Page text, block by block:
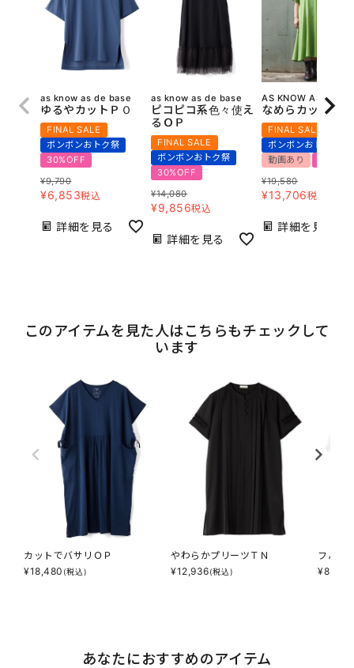
as know as de base
ゆるやカットＰＯ
FINAL SALE
ボンボンおトク祭
30%OFF
¥9,790
¥6,853税込
詳細を見る
as know as de base
ピコピコ系色々使え
るＯＰ
FINAL SALE
ボンボンおトク祭
30%OFF
¥14,080
¥9,856税込
詳細を見る
AS KNOW AS olaca
なめらカットＯＰ
FINAL SALE
ボンボンおトク祭
動画あり
¥19,580
¥13,706税込
詳細を見る
このアイテムを見た人はこちらもチェックして
います
カットでバサリＯＰ
¥18,480 (税込)
やわらかプリーツＴＮ
¥12,936(税込)
フハク
¥8,316
あなたにおすすめのアイテム